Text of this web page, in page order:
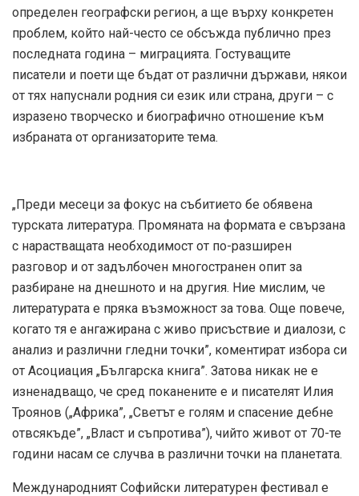
определен географски регион, а ще върху конкретен
проблем, който най-често се обсъжда публично през
последната година – миграцията. Гостуващите
писатели и поети ще бъдат от различни държави, някои
от тях напуснали родния си език или страна, други – с
изразено творческо и биографично отношение към
избраната от организаторите тема.
„Преди месеци за фокус на събитието бе обявена
турската литература. Промяната на формата е свързана
с нарастващата необходимост от по-разширен
разговор и от задълбочен многостранен опит за
разбиране на днешното и на другия. Ние мислим, че
литературата е пряка възможност за това. Още повече,
когато тя е ангажирана с живо присъствие и диалози, с
анализ и различни гледни точки”, коментират избора си
от Асоциация „Българска книга”. Затова никак не е
изненадващо, че сред поканените е и писателят Илия
Троянов („Африка”, „Светът е голям и спасение дебне
отвсякъде”, „Власт и съпротива”), чийто живот от 70-те
години насам се случва в различни точки на планетата.
Международният Софийски литературен фестивал е